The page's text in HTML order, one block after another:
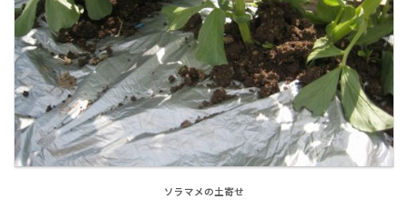
ソラマメの土寄せ